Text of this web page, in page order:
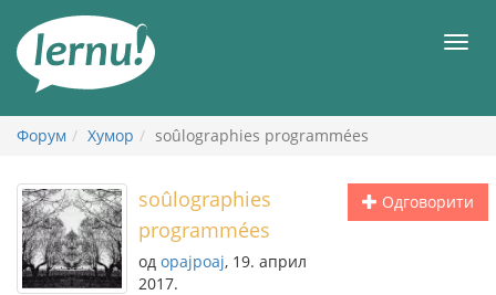
садржају
Форум Хумор soûlographies programmées
Одговорити
soûlographies
programmées
од opajpoaj, 19. април
2017.